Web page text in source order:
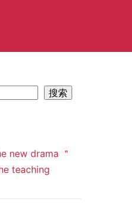
搜索
new drama ＂
teaching